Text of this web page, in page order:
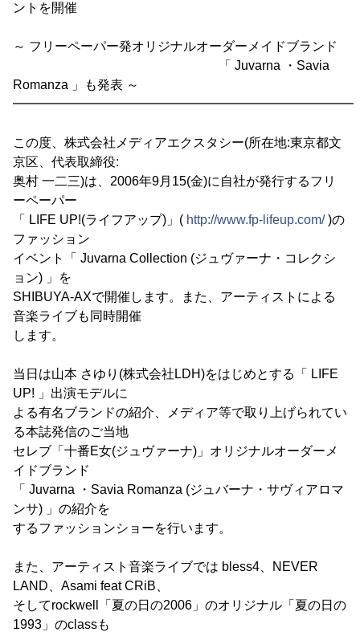
ントを開催
～ フリーペーパー発オリジナルオーダーメイドブランド
「 Juvarna ・Savia
Romanza 」も発表 ～
この度、株式会社メディアエクスタシー(所在地:東京都文
京区、代表取締役:
奥村 一二三)は、2006年9月15(金)に自社が発行するフリ
ーペーパー
「 LIFE UP!(ライフアップ)」( http://www.fp-lifeup.com/)の
ファッション
イベント「 Juvarna Collection (ジュヴァーナ・コレクシ
ョン) 」を
SHIBUYA-AXで開催します。また、アーティストによる
音楽ライブも同時開催
します。
当日は山本 さゆり(株式会社LDH)をはじめとする「 LIFE
UP! 」出演モデルに
よる有名ブランドの紹介、メディア等で取り上げられてい
る本誌発信のご当地
セレブ「十番E女(ジュヴァーナ)」オリジナルオーダーメ
イドブランド
「 Juvarna ・Savia Romanza (ジュバーナ・サヴィアロマ
ンサ) 」の紹介を
するファッションショーを行います。
また、アーティスト音楽ライブでは bless4、NEVER
LAND、Asami feat CRiB、
そしてrockwell「夏の日の2006」のオリジナル「夏の日の
1993」のclassも